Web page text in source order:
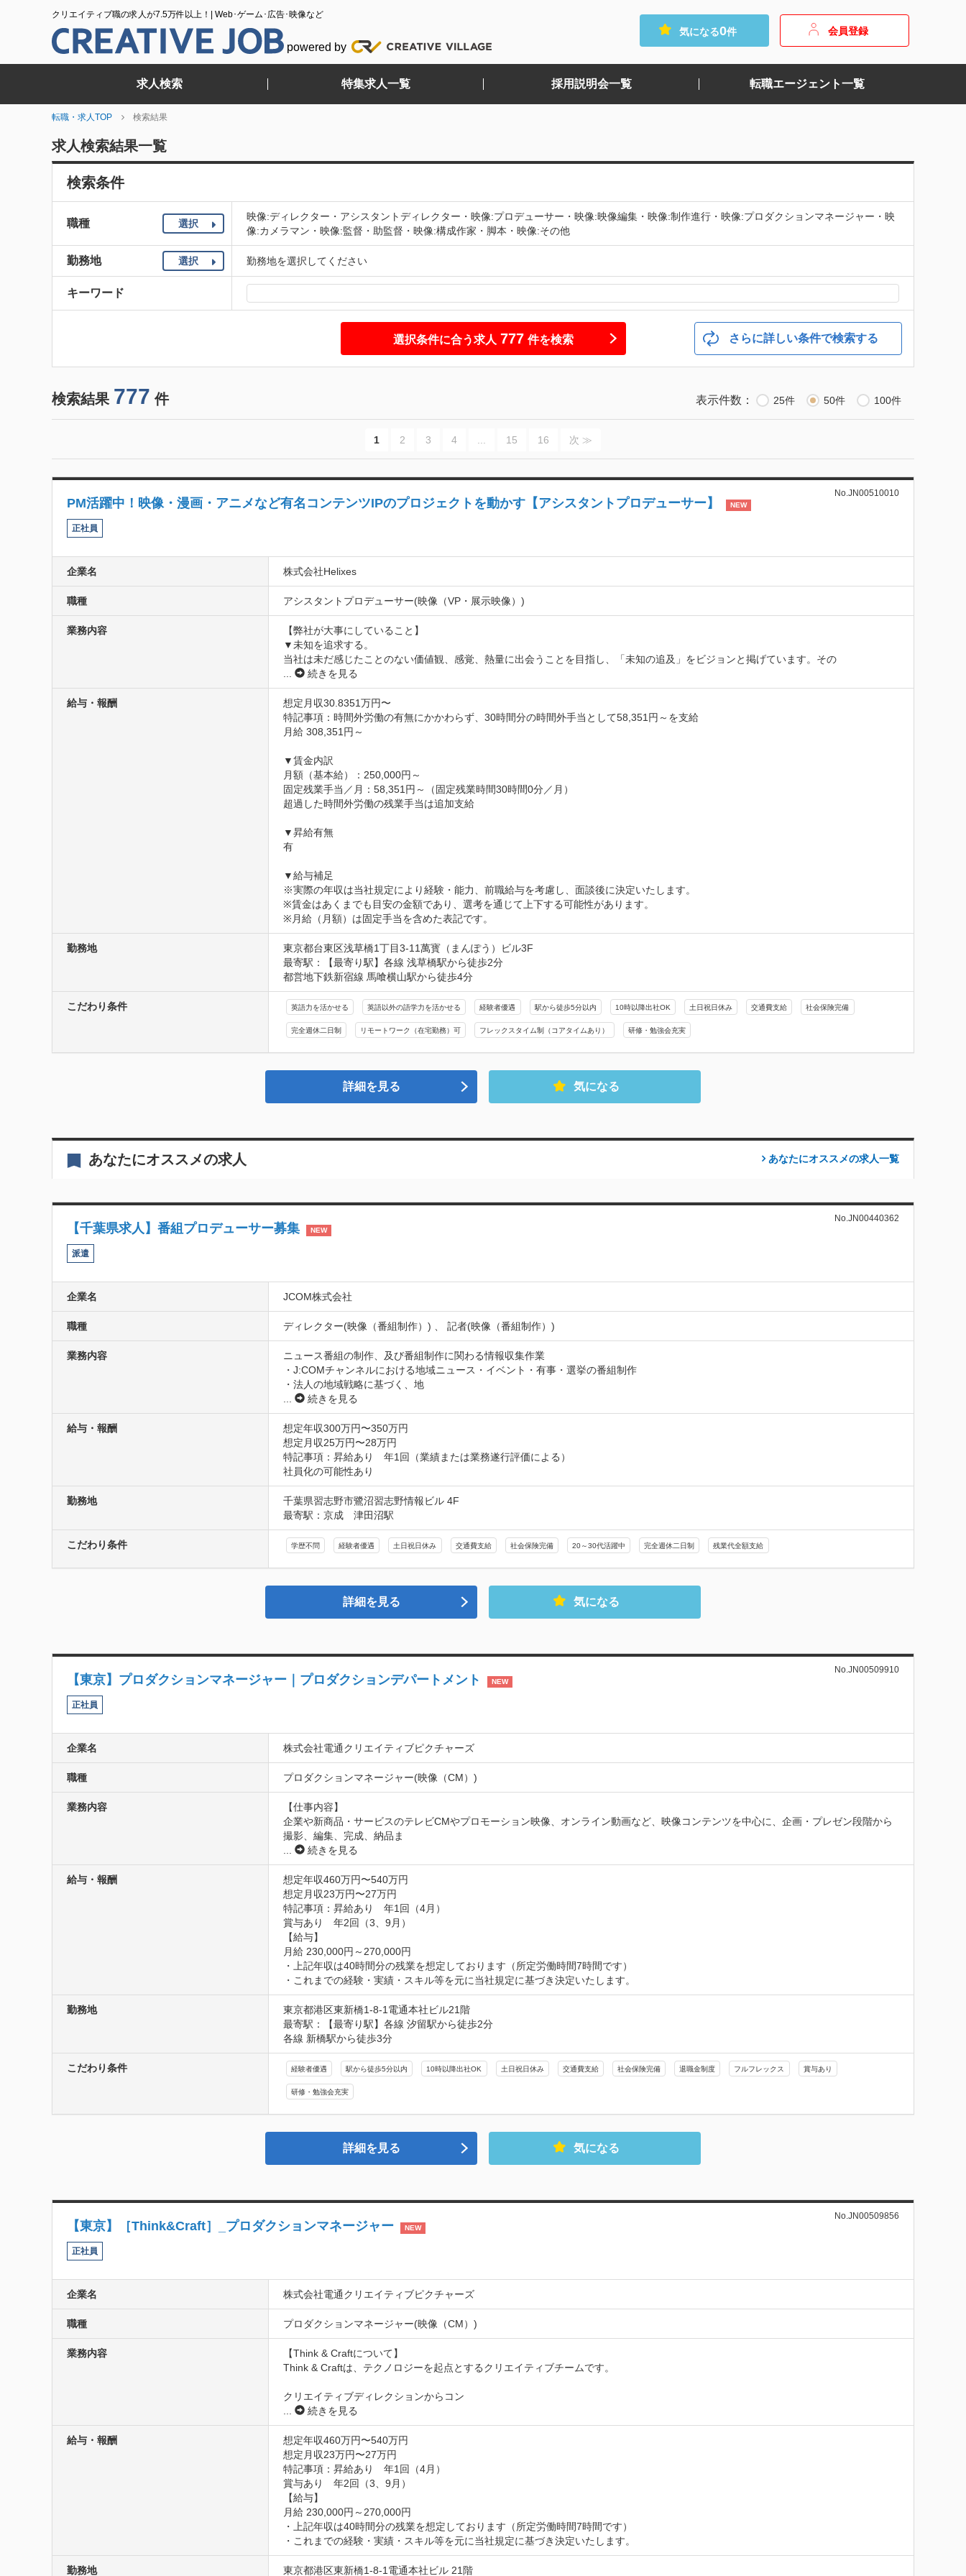
クリエイティブ職の求人が7.5万件以上！| Web･ゲーム･広告･映像など
powered by
気になる0件 会員登録
求人検索 特集求人一覧 採用説明会一覧 転職エージェント一覧
転職・求人TOP 検索結果
求人検索結果一覧
検索条件
職種 選択
映像:ディレクター・アシスタントディレクター・映像:プロデューサー・映像:映像編集・映像:制作進行・映像:プロダクションマネージャー・映
像:カメラマン・映像:監督・助監督・映像:構成作家・脚本・映像:その他
勤務地 選択 勤務地を選択してください
キーワード
さらに詳しい条件で検索する
選択条件に合う求人 777 件を検索
検索結果 777 件 表示件数： 25件 50件 100件
1 2 3 4 15 16 次 ≫
PM活躍中！映像・漫画・アニメなど有名コンテンツIPのプロジェクトを動かす【アシスタントプロデューサー】
No.JN00510010
NEW
正社員
企業名 株式会社Helixes
職種 アシスタントプロデューサー(映像（VP・展示映像）)
業務内容
【弊社が大事にしていること】
▼未知を追求する。
当社は未だ感じたことのない価値観、感覚、熱量に出会うことを目指し、「未知の追及」をビジョンと掲げています。その
続きを見る
給与・報酬
想定月収30.8351万円〜
特記事項：時間外労働の有無にかかわらず、30時間分の時間外手当として58,351円～を支給
月給 308,351円～
▼賃金内訳
月額（基本給）：250,000円～
固定残業手当／月：58,351円～（固定残業時間30時間0分／月）
超過した時間外労働の残業手当は追加支給
▼昇給有無
有
▼給与補足
※実際の年収は当社規定により経験・能力、前職給与を考慮し、面談後に決定いたします。
※賃金はあくまでも目安の金額であり、選考を通じて上下する可能性があります。
※月給（月額）は固定手当を含めた表記です。
勤務地
東京都台東区浅草橋1丁目3-11萬寳（まんぽう）ビル3F
最寄駅：【最寄り駅】各線 浅草橋駅から徒歩2分
都営地下鉄新宿線 馬喰横山駅から徒歩4分
こだわり条件 英語力を活かせる 英語以外の語学力を活かせる 経験者優遇 駅から徒歩5分以内 10時以降出社OK 土日祝日休み 交通費支給 社会保険完備
完全週休二日制 リモートワーク（在宅勤務）可 フレックスタイム制（コアタイムあり） 研修・勉強会充実
詳細を見る 気になる
あなたにオススメの求人 あなたにオススメの求人一覧
【千葉県求人】番組プロデューサー募集
No.JN00440362
NEW
派遣
企業名 JCOM株式会社
職種 ディレクター(映像（番組制作）) 、 記者(映像（番組制作）)
業務内容
ニュース番組の制作、及び番組制作に関わる情報収集作業
・J:COMチャンネルにおける地域ニュース・イベント・有事・選挙の番組制作
・法人の地域戦略に基づく、地
続きを見る
給与・報酬
想定年収300万円〜350万円
想定月収25万円〜28万円
特記事項：昇給あり　年1回（業績または業務遂行評価による）
社員化の可能性あり
勤務地
千葉県習志野市鷺沼習志野情報ビル 4F
最寄駅：京成　津田沼駅
こだわり条件 学歴不問 経験者優遇 土日祝日休み 交通費支給 社会保険完備 20～30代活躍中 完全週休二日制 残業代全額支給
詳細を見る 気になる
【東京】プロダクションマネージャー｜プロダクションデパートメント
No.JN00509910
NEW
正社員
企業名 株式会社電通クリエイティブピクチャーズ
職種 プロダクションマネージャー(映像（CM）)
業務内容
【仕事内容】
企業や新商品・サービスのテレビCMやプロモーション映像、オンライン動画など、映像コンテンツを中心に、企画・プレゼン段階から
撮影、編集、完成、納品ま
続きを見る
給与・報酬
想定年収460万円〜540万円
想定月収23万円〜27万円
特記事項：昇給あり　年1回（4月）
賞与あり　年2回（3、9月）
【給与】
月給 230,000円～270,000円
・上記年収は40時間分の残業を想定しております（所定労働時間7時間です）
・これまでの経験・実績・スキル等を元に当社規定に基づき決定いたします。
勤務地
東京都港区東新橋1-8-1電通本社ビル21階
最寄駅：【最寄り駅】各線 汐留駅から徒歩2分
各線 新橋駅から徒歩3分
こだわり条件 経験者優遇 駅から徒歩5分以内 10時以降出社OK 土日祝日休み 交通費支給 社会保険完備 退職金制度 フルフレックス 賞与あり
研修・勉強会充実
詳細を見る 気になる
【東京】［Think&Craft］_プロダクションマネージャー
No.JN00509856
NEW
正社員
企業名 株式会社電通クリエイティブピクチャーズ
職種 プロダクションマネージャー(映像（CM）)
業務内容
【Think & Craftについて】
Think & Craftは、テクノロジーを起点とするクリエイティブチームです。
クリエイティブディレクションからコン
続きを見る
給与・報酬
想定年収460万円〜540万円
想定月収23万円〜27万円
特記事項：昇給あり　年1回（4月）
賞与あり　年2回（3、9月）
【給与】
月給 230,000円～270,000円
・上記年収は40時間分の残業を想定しております（所定労働時間7時間です）
・これまでの経験・実績・スキル等を元に当社規定に基づき決定いたします。
勤務地 東京都港区東新橋1-8-1電通本社ビル 21階